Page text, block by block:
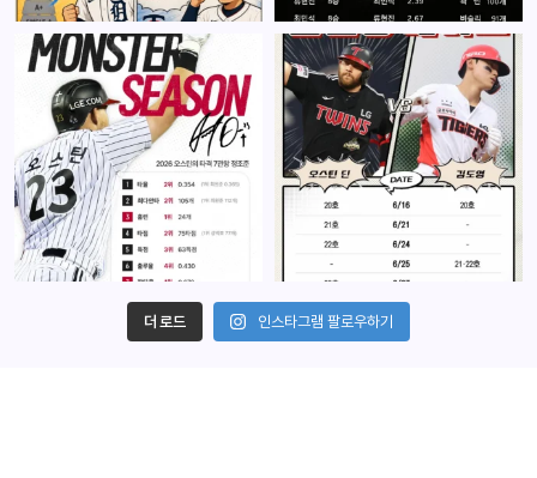
더 로드 인스타그램 팔로우하기